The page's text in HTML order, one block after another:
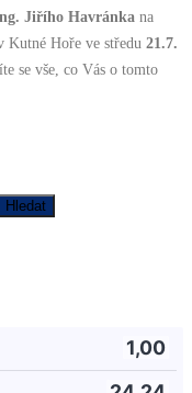
Jiřího Havránka na
Kutné Hoře ve středu 21.7.
se vše, co Vás o tomto